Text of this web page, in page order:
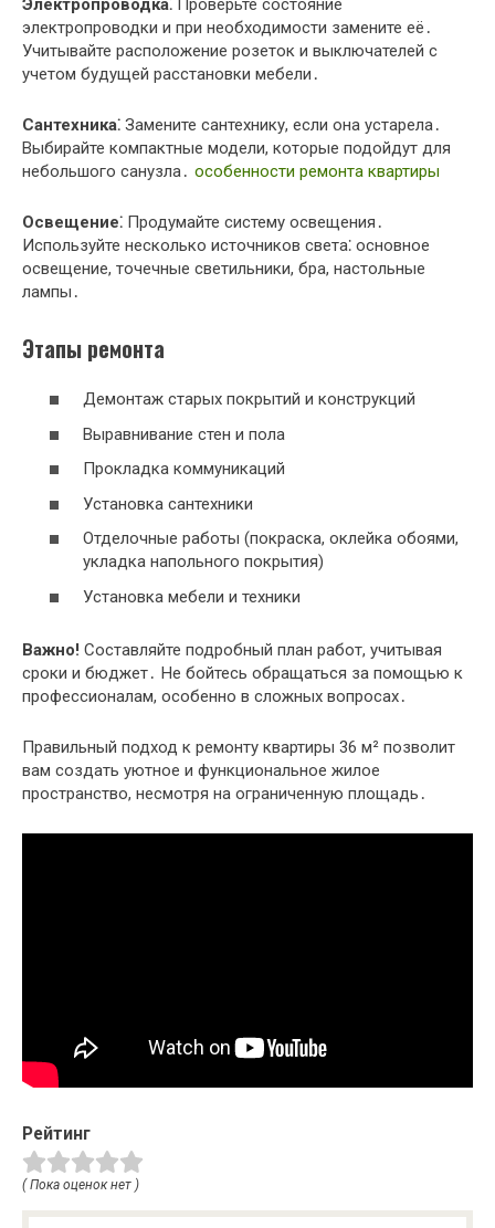
Электропроводка⁚ Проверьте состояние
электропроводки и при необходимости замените её․
Учитывайте расположение розеток и выключателей с
учетом будущей расстановки мебели․
Сантехника⁚ Замените сантехнику, если она устарела․
Выбирайте компактные модели, которые подойдут для
небольшого санузла․ особенности ремонта квартиры
Освещение⁚ Продумайте систему освещения․
Используйте несколько источников света⁚ основное
освещение, точечные светильники, бра, настольные
лампы․
Этапы ремонта
Демонтаж старых покрытий и конструкций
Выравнивание стен и пола
Прокладка коммуникаций
Установка сантехники
Отделочные работы (покраска, оклейка обоями,
укладка напольного покрытия)
Установка мебели и техники
Важно! Составляйте подробный план работ, учитывая
сроки и бюджет․ Не бойтесь обращаться за помощью к
профессионалам, особенно в сложных вопросах․
Правильный подход к ремонту квартиры 36 м² позволит
вам создать уютное и функциональное жилое
пространство, несмотря на ограниченную площадь․
Рейтинг
( Пока оценок нет )